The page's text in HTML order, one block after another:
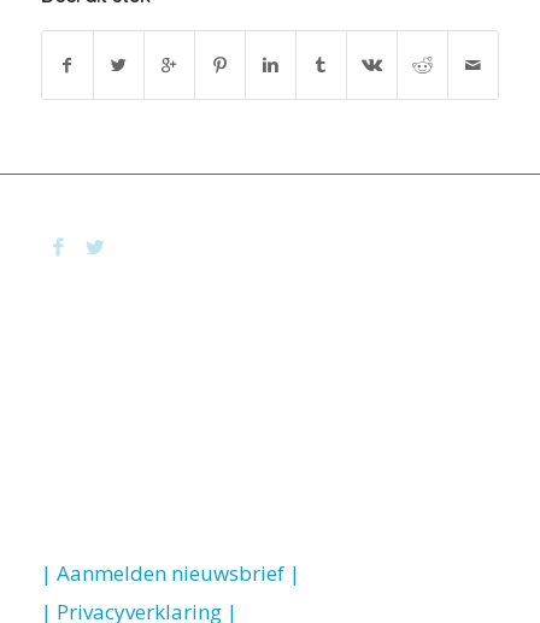
| Aanmelden nieuwsbrief |
| Privacyverklaring |